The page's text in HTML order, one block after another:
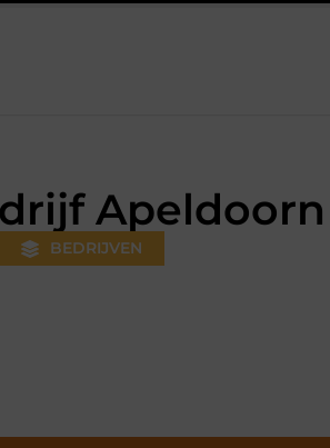
Apeldoorn
BEDRIJVEN